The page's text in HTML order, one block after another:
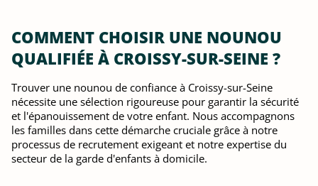
COMMENT CHOISIR UNE NOUNOU
QUALIFIÉE À CROISSY-SUR-SEINE ?
Trouver une nounou de confiance à Croissy-sur-Seine
nécessite une sélection rigoureuse pour garantir la sécurité
et l'épanouissement de votre enfant. Nous accompagnons
les familles dans cette démarche cruciale grâce à notre
processus de recrutement exigeant et notre expertise du
secteur de la garde d'enfants à domicile.